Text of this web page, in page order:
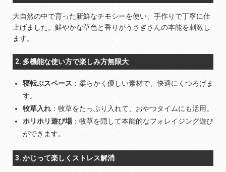
大自然の中で育った新鮮なチモシーを使い、手作りで丁寧に仕
上げました。鮮やかな草色と香りがうさぎさんの本能を刺激し
ます。
2. 多機能な使い方で楽しみ方無限大
寝転ぶスペース ：柔らかく優しい素材で、快適にくつろげま
す。
牧草入れ：牧草をたっぷり入れて、おやつタイムにも活用。
ホリホリ遊び場：牧草を隠して本能的なフォレイジング遊び
ができます。
3. かじって楽しくストレス解消